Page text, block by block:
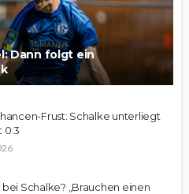
Dann folgt ein
Frust: Schalke unterliegt
0:3
Schalke? „Brauchen einen